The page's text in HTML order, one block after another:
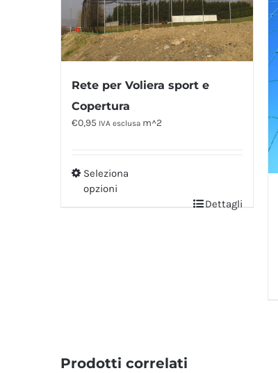
Rete per Voliera sport e
Copertura
€0,95 IVA esclusa m^2
Seleziona
opzioni
Dettagli
Prodotti correlati